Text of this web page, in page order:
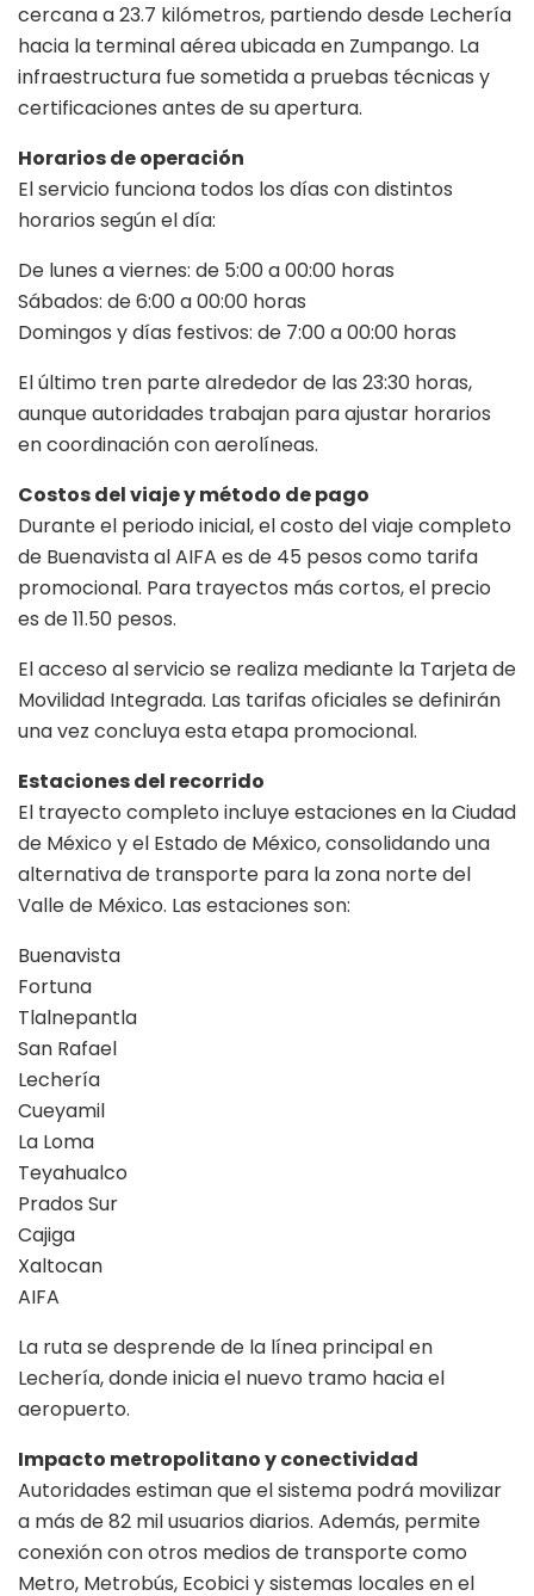
cercana a 23.7 kilómetros, partiendo desde Lechería
hacia la terminal aérea ubicada en Zumpango. La
infraestructura fue sometida a pruebas técnicas y
certificaciones antes de su apertura.
Horarios de operación
El servicio funciona todos los días con distintos
horarios según el día:
De lunes a viernes: de 5:00 a 00:00 horas
Sábados: de 6:00 a 00:00 horas
Domingos y días festivos: de 7:00 a 00:00 horas
El último tren parte alrededor de las 23:30 horas,
aunque autoridades trabajan para ajustar horarios
en coordinación con aerolíneas.
Costos del viaje y método de pago
Durante el periodo inicial, el costo del viaje completo
de Buenavista al AIFA es de 45 pesos como tarifa
promocional. Para trayectos más cortos, el precio
es de 11.50 pesos.
El acceso al servicio se realiza mediante la Tarjeta de
Movilidad Integrada. Las tarifas oficiales se definirán
una vez concluya esta etapa promocional.
Estaciones del recorrido
El trayecto completo incluye estaciones en la Ciudad
de México y el Estado de México, consolidando una
alternativa de transporte para la zona norte del
Valle de México. Las estaciones son:
Buenavista
Fortuna
Tlalnepantla
San Rafael
Lechería
Cueyamil
La Loma
Teyahualco
Prados Sur
Cajiga
Xaltocan
AIFA
La ruta se desprende de la línea principal en
Lechería, donde inicia el nuevo tramo hacia el
aeropuerto.
Impacto metropolitano y conectividad
Autoridades estiman que el sistema podrá movilizar
a más de 82 mil usuarios diarios. Además, permite
conexión con otros medios de transporte como
Metro, Metrobús, Ecobici y sistemas locales en el